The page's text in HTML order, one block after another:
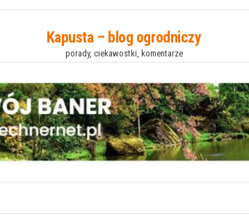
Kapusta – blog ogrodniczy
porady, ciekawostki, komentarze